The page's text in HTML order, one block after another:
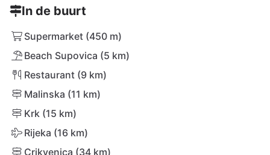
In de buurt
Supermarket (450 m)
Beach Supovica (5 km)
Restaurant (9 km)
Malinska (11 km)
Krk (15 km)
Rijeka (16 km)
Crikvenica (34 km)